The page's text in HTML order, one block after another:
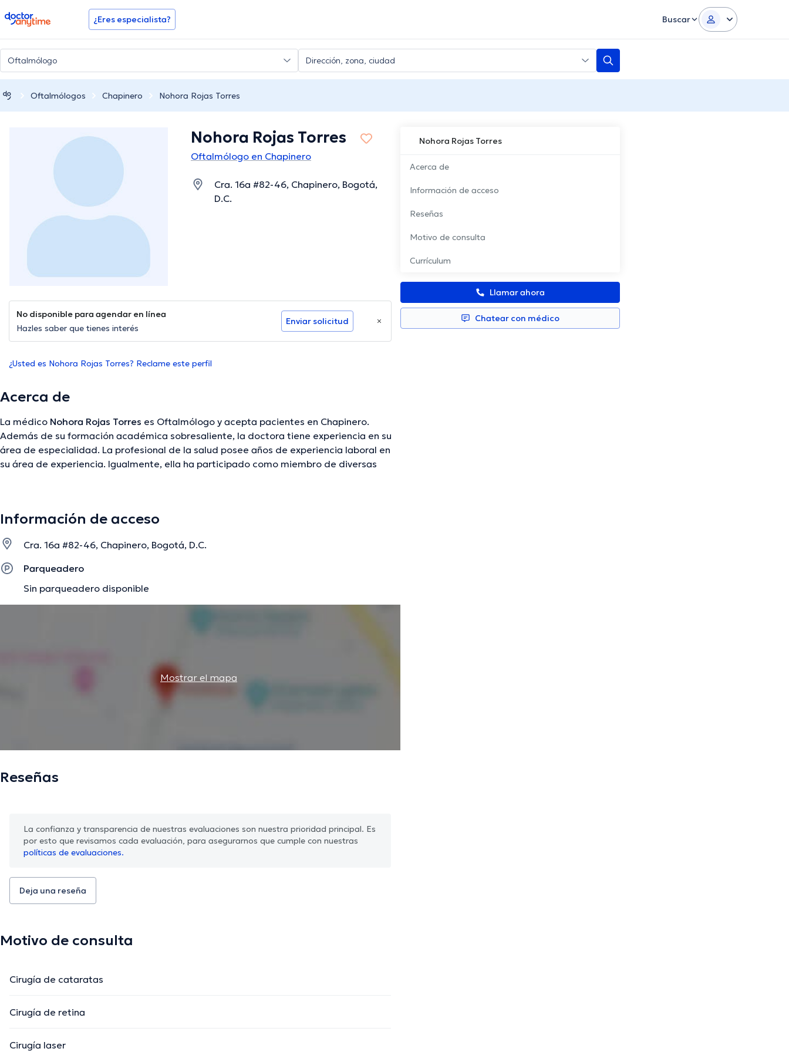
doctoranytime ¿Eres especialista? Buscar
Oftalmólogos Chapinero Nohora Rojas Torres
Nohora Rojas Torres
Acerca de
Información de acceso
Reseñas
Motivo de consulta
Currículum
Llamar ahora
Chatear con médico
Nohora Rojas Torres
Oftalmólogo en Chapinero
Cra. 16a #82-46, Chapinero, Bogotá,
D.C.
No disponible para agendar en línea
Hazles saber que tienes interés
Enviar solicitud
¿Usted es Nohora Rojas Torres? Reclame este perfil
Acerca de
La médico Nohora Rojas Torres es Oftalmólogo y acepta pacientes en Chapinero.
Además de su formación académica sobresaliente, la doctora tiene experiencia en su
área de especialidad. La profesional de la salud posee años de experiencia laboral en
su área de experiencia. Igualmente, ella ha participado como miembro de diversas
La descripción fue editada por el equipo de doctoranytime, con base en información verificada.
Información de acceso
Cra. 16a #82-46, Chapinero, Bogotá, D.C.
Parqueadero
Sin parqueadero disponible
Mostrar el mapa
Reseñas
La confianza y transparencia de nuestras evaluaciones son nuestra prioridad principal. Es
por esto que revisamos cada evaluación, para asegurarnos que cumple con nuestras
políticas de evaluaciones.
Deja una reseña
Motivo de consulta
Cirugía de cataratas
Cirugía de retina
Cirugía laser